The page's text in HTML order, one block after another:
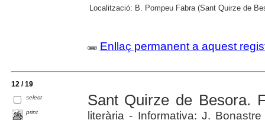
Localització: B. Pompeu Fabra (Sant Quirze de
Enllaç permanent a aquest
12 / 19
select
print
Sant Quirze de Besora.
literària - Informativa: J.